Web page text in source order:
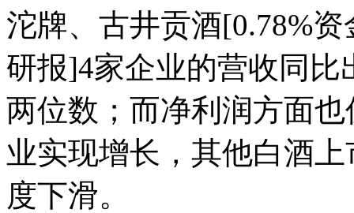
沱牌、古井贡酒[0.78%
研报]4家企业的营收同
两位数；而净利润方面
业实现增长，其他白酒
度下滑。